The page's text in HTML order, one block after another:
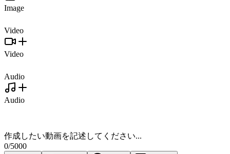
Image
Video
Video
Audio
Audio
作成したい動画を記述してください...
0/5000